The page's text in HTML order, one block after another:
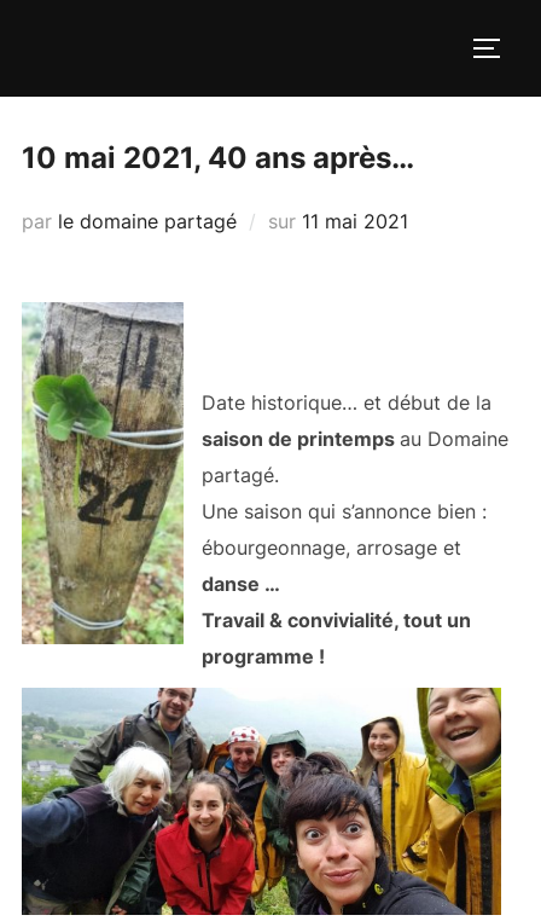
10 mai 2021, 40 ans après…
par le domaine partagé sur Publié
11 mai 2021
Date historique… et début de la
saison de printemps au Domaine
partagé.
Une saison qui s’annonce bien :
ébourgeonnage, arrosage et
danse …
Travail & convivialité, tout un
programme !